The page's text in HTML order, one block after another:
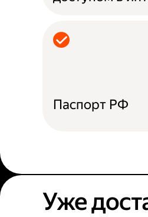
Паспорт РФ
Уже